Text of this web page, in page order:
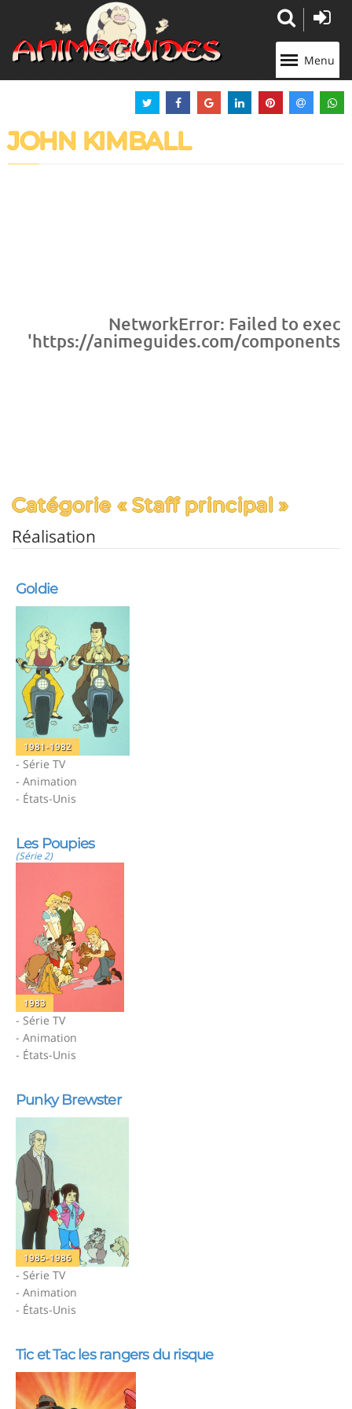
Menu
JOHN KIMBALL
NetworkError: Failed to
'https://animeguides.com/
Catégorie « Staff principal »
Réalisation
Goldie
1981-1982
- Série TV
- Animation
- États-Unis
Les Poupies
(Série 2)
1983
- Série TV
- Animation
- États-Unis
Punky Brewster
1985-1986
- Série TV
- Animation
- États-Unis
Tic et Tac les rangers du risque
Panneau de gestion des cookies